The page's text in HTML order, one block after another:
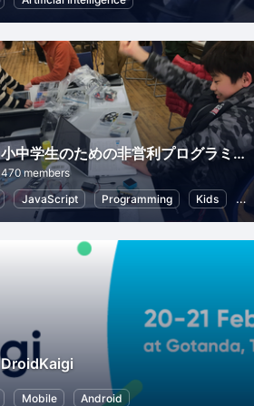
小中学生のための非営利プログラミング道場「CoderDojo 調布」
470 members
JavaScript Programming Kids
DroidKaigi
Mobile Android